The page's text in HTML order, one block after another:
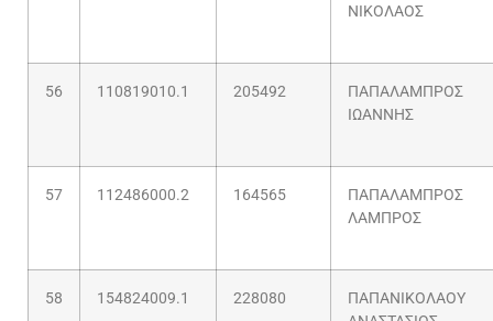
ΝΙΚΟΛΑΟΣ
56 110819010.1 205492
ΠΑΠΑΛΑΜΠΡΟΣ
ΙΩΑΝΝΗΣ
57 112486000.2 164565
ΠΑΠΑΛΑΜΠΡΟΣ
ΛΑΜΠΡΟΣ
58 154824009.1 228080
ΠΑΠΑΝΙΚΟΛΑΟΥ